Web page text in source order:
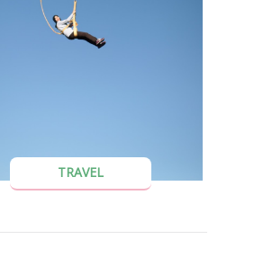
TRAVEL